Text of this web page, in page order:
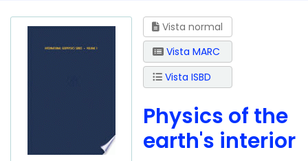
Vista normal
Vista MARC
Vista ISBD
Physics of the
earth's interior